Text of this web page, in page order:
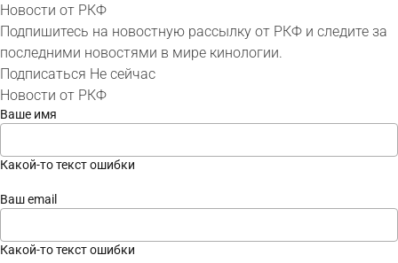
Новости от РКФ
Подпишитесь на новостную рассылку от РКФ и следите за
последними новостями в мире кинологии.
Подписаться Не сейчас
Новости от РКФ
Ваше имя
Какой-то текст ошибки
Ваш email
Какой-то текст ошибки